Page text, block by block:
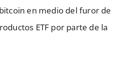
en medio del furor de
ETF por parte de la